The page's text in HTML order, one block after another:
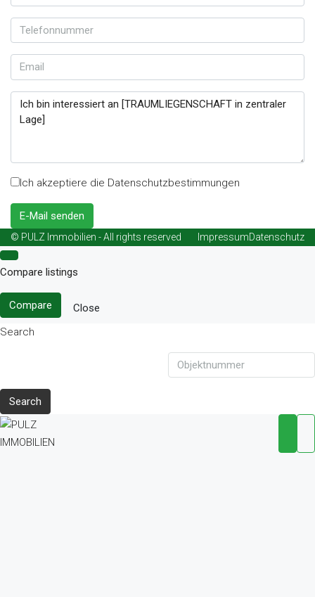
Ich akzeptiere die Datenschutzbestimmungen
E-Mail senden
© PULZ Immobilien - All rights reserved ImpressumDatenschutz
Compare listings
Compare
Close
Search
Search